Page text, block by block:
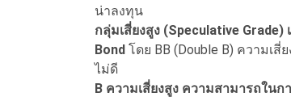
น่าลงทุน
กลุ่มเสี่ยงสูง (Speculative
Bond โดย BB (Double B) ความเ
ไม่ดี
B ความเสี่ยงสูง ความสามารถใน